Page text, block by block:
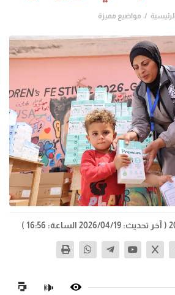
الرئيسية مواضيع مميزة
( آخر تحديث: 2026/04/19 الساعة: 16:56 )
🔊